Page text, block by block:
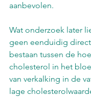
aanbevolen.
Wat onderzoek later
geen eenduidig
bestaan tussen de
cholesterol in het
van verkalking in de
lage